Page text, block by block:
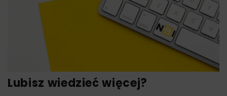
Lubisz wiedzieć więcej?